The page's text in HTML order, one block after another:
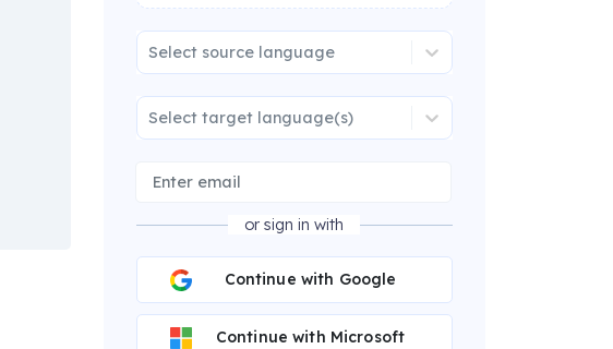
Select source language
Select target language(s)
or sign in with
Continue with Google
Continue with Microsoft